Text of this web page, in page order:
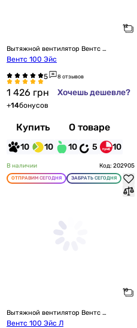
Вытяжной вентилятор Вентс
настенный
Вентс 100 Эйс
8 отзывов
1 426 грн Хочешь дешевле?
+14бонусов
Купить О товаре
10 10 10 5 10
В наличии Код: 202905
ОТПРАВИМ СЕГОДНЯ ЗАБРАТЬ СЕГОДНЯ
Вытяжной вентилятор Вентс
настенный
Вентс 100 Эйс Л